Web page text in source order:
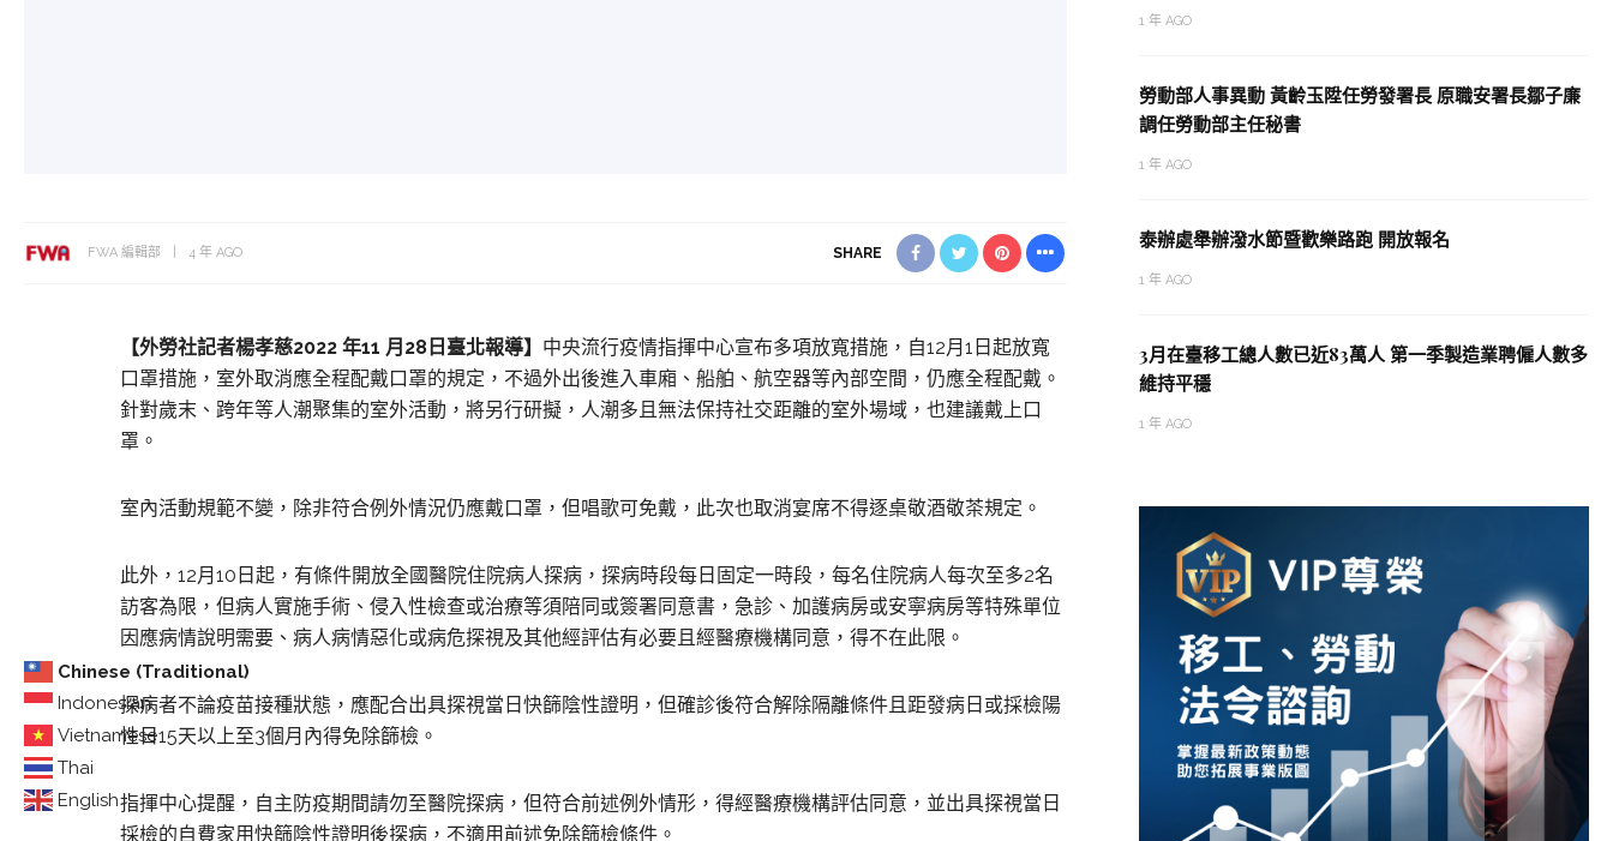
Chinese (Traditional)
Indonesian
Vietnamese
Thai
English
FWA 編輯部 4 年 AGO SHARE
【外勞社記者楊孝慈2022 年11 月28日臺北報導】 中央流行疫情指揮中心宣布多項放寬措施，自12月1日起放寬
口罩措施，室外取消應全程配戴口罩的規定，不過外出後進入車廂、船舶、航空器等內部空間，仍應全程配戴。
針對歲末、跨年等人潮聚集的室外活動，將另行研擬，人潮多且無法保持社交距離的室外場域，也建議戴上口
罩。
室內活動規範不變，除非符合例外情況仍應戴口罩，但唱歌可免戴，此次也取消宴席不得逐桌敬酒敬茶規定 。
此外，12月10日起，有條件開放全國醫院住院病人探病，探病時段每日固定一時段， 每名住院病人每次至多2名
訪客為限，但病人實施手術、侵入性檢查或治療等須陪同或簽署同意書，急診、加護病房或安寧病房等特殊單位
因應病情說明需要、病人病情惡化或病危探視及其他經評估有必要且經醫療機構同意，得不在此限。
探病者不論疫苗接種狀態，應配合出具探視當日快篩陰性證明，但確診後符合解除隔離條件且距發病日或採檢陽
性日15天以上至3個月內得免除篩檢。
指揮中心提醒， 自主防疫期間請勿至醫院探病，但符合前述例外情形，得經醫療機構評估同意，並出具探視當日
採檢的自費家用快篩陰性證明後探病，不適用前述免除篩檢條件。
1 年 AGO
勞動部人事異動 黃齡玉陞任勞發署長 原職安署長鄒子廉
調任勞動部主任秘書
1 年 AGO
泰辦處舉辦潑水節暨歡樂路跑 開放報名
1 年 AGO
3月在臺移工總人數已近83萬人 第一季製造業聘僱人數多
維持平穩
1 年 AGO